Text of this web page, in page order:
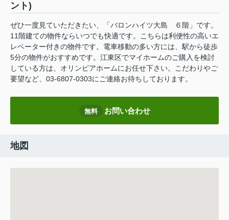
ント)
ぜひ一度見ていただきたい、「バロンハイツ大島 ６階」です。
11階建ての物件ならいつでも快適です。こちらは利便性の高いエ
レベーター付きの物件です。電車移動の多い方には、駅から徒歩
5分の物件がおすすめです。江東区でマイホームのご購入を検討
している方は、オリンピアホームにお任せ下さい。こだわりやご
要望など、03-6807-0303にご連絡お待ちしております。
無料 お問い合わせ
地図